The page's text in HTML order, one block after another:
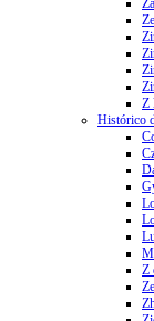
Z
Histórico
Z